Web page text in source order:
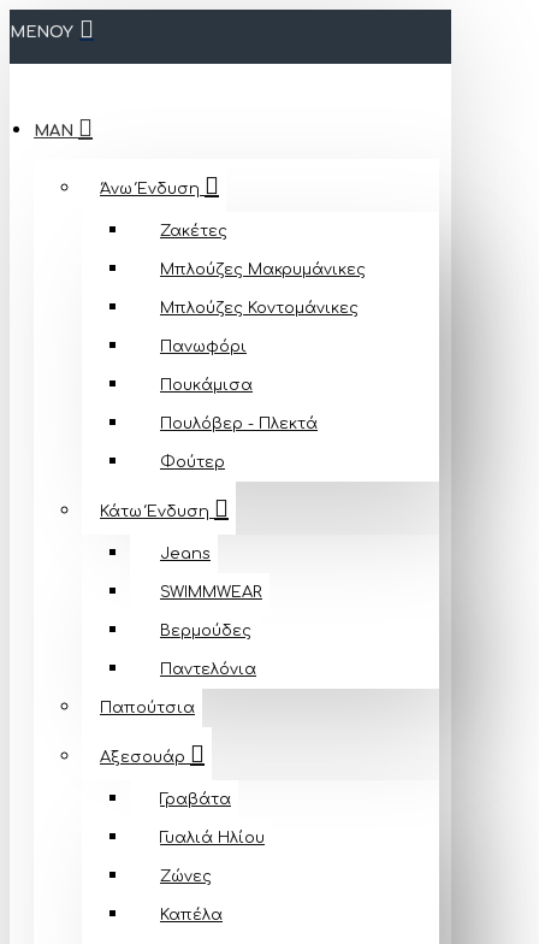
ΜΕΝΟΥ
MAN
Άνω Ένδυση
Ζακέτες
Μπλούζες Mακρυμάνικες
Μπλούζες Κοντομάνικες
Πανωφόρι
Πουκάμισα
Πουλόβερ - Πλεκτά
Φούτερ
Κάτω Ένδυση
Jeans
SWIMMWEAR
Βερμούδες
Παντελόνια
Παπούτσια
Αξεσουάρ
Γραβάτα
Γυαλιά Ηλίου
Ζώνες
Καπέλα